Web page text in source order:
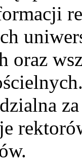
oraz